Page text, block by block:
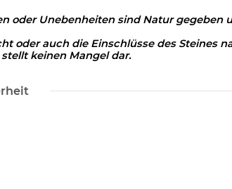
oder Unebenheiten sind Natur gegeben
oder auch die Einschlüsse des Steines
keinen Mangel dar.